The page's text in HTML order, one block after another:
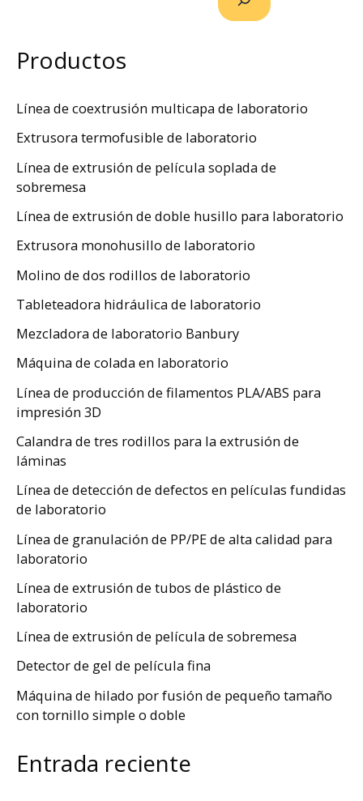
Productos
Línea de coextrusión multicapa de laboratorio
Extrusora termofusible de laboratorio
Línea de extrusión de película soplada de
sobremesa
Línea de extrusión de doble husillo para laboratorio
Extrusora monohusillo de laboratorio
Molino de dos rodillos de laboratorio
Tableteadora hidráulica de laboratorio
Mezcladora de laboratorio Banbury
Máquina de colada en laboratorio
Línea de producción de filamentos PLA/ABS para
impresión 3D
Calandra de tres rodillos para la extrusión de
láminas
Línea de detección de defectos en películas fundidas
de laboratorio
Línea de granulación de PP/PE de alta calidad para
laboratorio
Línea de extrusión de tubos de plástico de
laboratorio
Línea de extrusión de película de sobremesa
Detector de gel de película fina
Máquina de hilado por fusión de pequeño tamaño
con tornillo simple o doble
Entrada reciente